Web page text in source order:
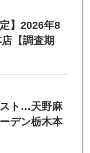
】2026年8
【調査期
スト…天野麻
デン栃木本